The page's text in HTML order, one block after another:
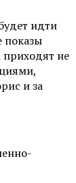
идти
показы
приходят не
и за